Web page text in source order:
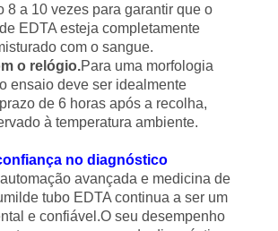
8 a 10 vezes para garantir que o
EDTA esteja completamente
com o sangue.
o relógio.Para uma morfologia
ensaio deve ser idealmente
de 6 horas após a recolha,
à temperatura ambiente.
no diagnóstico
avançada e medicina de
tubo EDTA continua a ser um
e confiável.O seu desempenho